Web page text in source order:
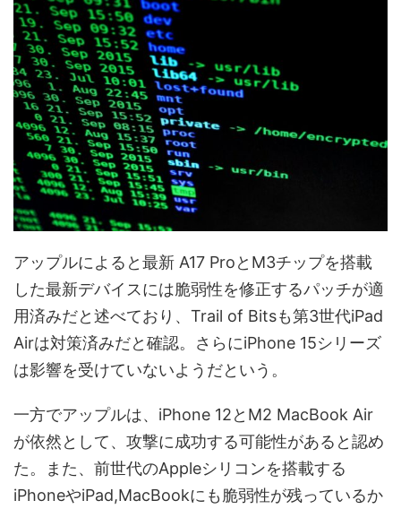
アップルによると最新 A17 ProとM3チップを搭載
した最新デバイスには脆弱性を修正するパッチが適
用済みだと述べており、Trail of Bitsも第3世代iPad
Airは対策済みだと確認。さらにiPhone 15シリーズ
は影響を受けていないようだという。
一方でアップルは、iPhone 12とM2 MacBook Air
が依然として、攻撃に成功する可能性があると認め
た。また、前世代のAppleシリコンを搭載する
iPhoneやiPad,MacBookにも脆弱性が残っているか